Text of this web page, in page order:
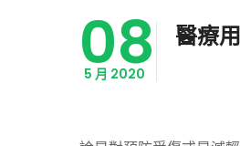
08
5 月 2020
醫療